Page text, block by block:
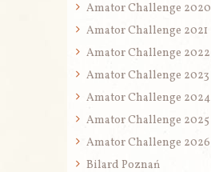
Amator Challenge 2020
Amator Challenge 2021
Amator Challenge 2022
Amator Challenge 2023
Amator Challenge 2024
Amator Challenge 2025
Amator Challenge 2026
Bilard Poznań